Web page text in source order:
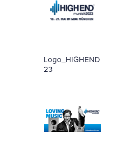
Logo_HIGHEND
23